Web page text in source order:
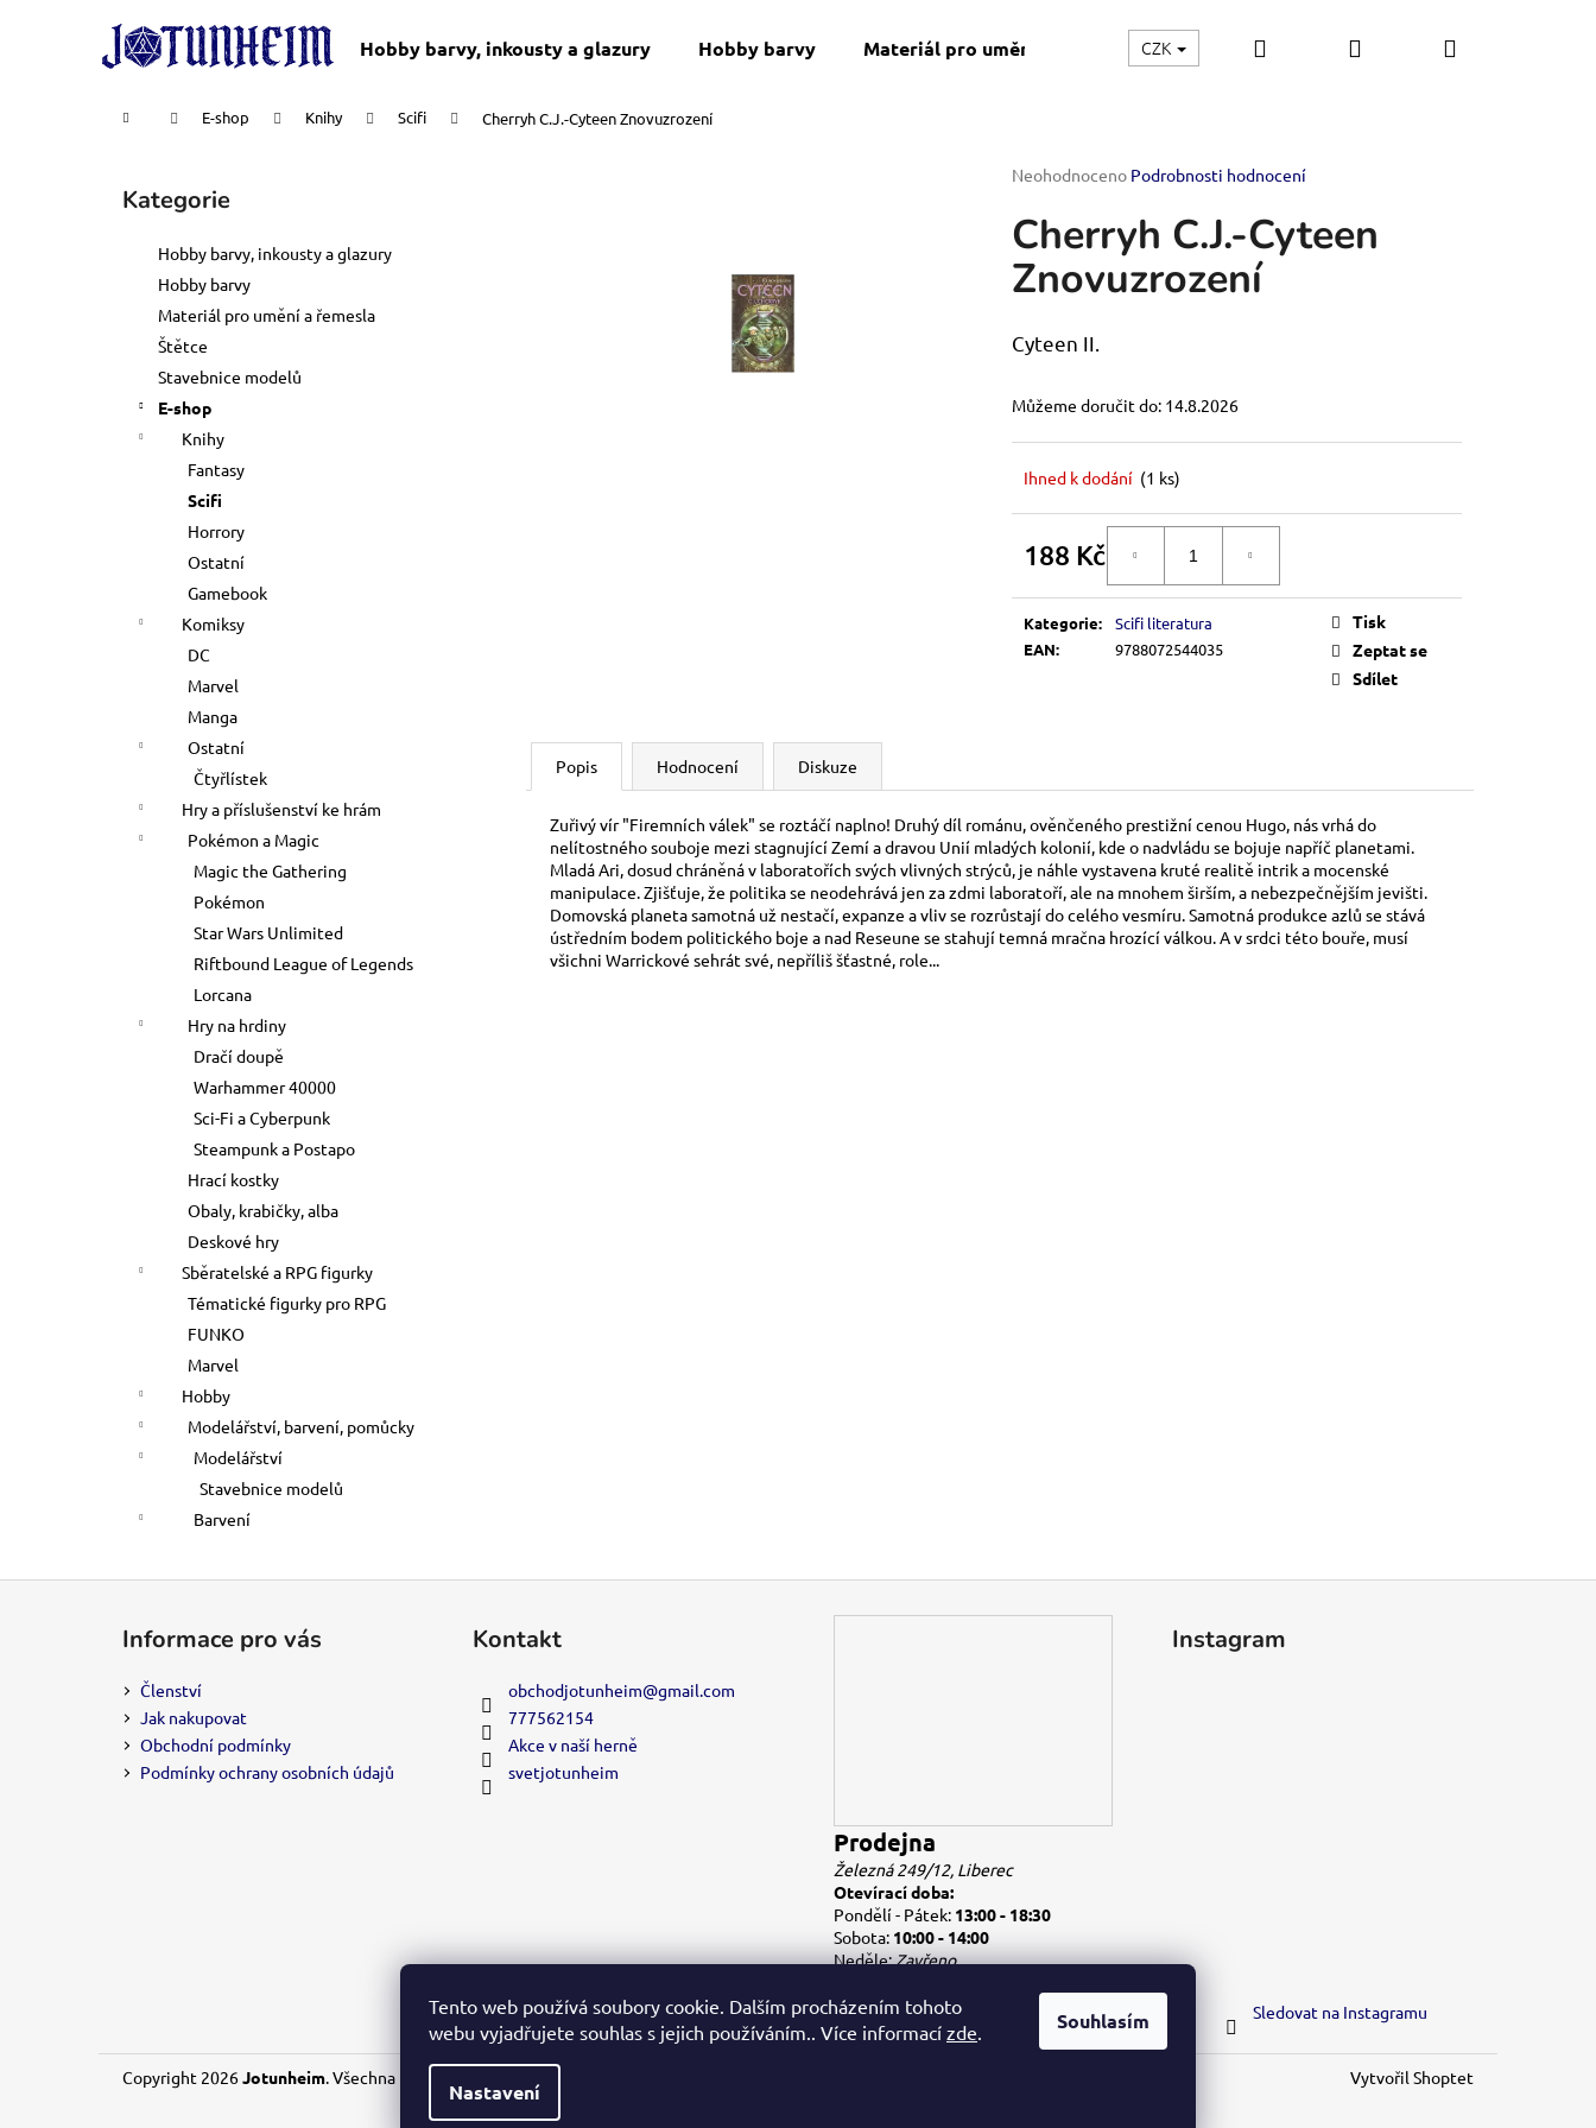
Tento web používá soubory cookie. Dalším procházením tohoto
webu vyjadřujete souhlas s jejich používáním.. Více informací zde.
Nastavení
Souhlasím
Hobby barvy, inkousty a glazury Hobby barvy Materiál pro umění a řemesla Štětce Stavebnice modelů
CZK Hledat PřihlášeníNákupní
Domů E-shop Knihy Scifi Cherryh C.J.-Cyteen Znovuzrození
Přeskočit
kategorie
Kategorie
Hobby barvy, inkousty a glazury
Hobby barvy
Materiál pro umění a řemesla
Štětce
Stavebnice modelů
E-shop
Knihy
Fantasy
Scifi
Horrory
Ostatní
Gamebook
Komiksy
DC
Marvel
Manga
Ostatní
Čtyřlístek
Hry a příslušenství ke hrám
Pokémon a Magic
Magic the Gathering
Pokémon
Star Wars Unlimited
Riftbound League of Legends
Lorcana
Hry na hrdiny
Dračí doupě
Warhammer 40000
Sci-Fi a Cyberpunk
Steampunk a Postapo
Hrací kostky
Obaly, krabičky, alba
Deskové hry
Sběratelské a RPG figurky
Tématické figurky pro RPG
FUNKO
Marvel
Hobby
Modelářství, barvení, pomůcky
Modelářství
Stavebnice modelů
Barvení
Průměrné
produktu
je
0,0
z
hvězdiček.
Neohodnoceno Podrobnosti hodnocení
Cherryh C.J.-Cyteen
Znovuzrození
Cyteen II.
Můžeme doručit do: 14.8.2026
Ihned k dodání (1 ks)
188 Kč
cena:
Kategorie:
Scifi literatura
EAN: 9788072544035
Tisk
Zeptat se
Sdílet
Popis Hodnocení Diskuze
Zuřivý vír "Firemních válek" se roztáčí naplno! Druhý díl románu, ověnčeného prestižní cenou Hugo, nás vrhá do
nelítostného souboje mezi stagnující Zemí a dravou Unií mladých kolonií, kde o nadvládu se bojuje napříč planetami.
Mladá Ari, dosud chráněná v laboratořích svých vlivných strýců, je náhle vystavena kruté realitě intrik a mocenské
manipulace. Zjišťuje, že politika se neodehrává jen za zdmi laboratoří, ale na mnohem širším, a nebezpečnějším jevišti.
Domovská planeta samotná už nestačí, expanze a vliv se rozrůstají do celého vesmíru. Samotná produkce azlů se stává
ústředním bodem politického boje a nad Reseune se stahují temná mračna hrozící válkou. A v srdci této bouře, musí
všichni Warrickové sehrát své, nepříliš šťastné, role...
Zpět
Zpět
Co potřebujete najít?
Doporučujeme
DOSPĚLÉ ČLENSTVÍ SWU 08: ASHES OF THE EMPIRE-
Informace pro vás
Členství
Jak nakupovat
Obchodní podmínky
Podmínky ochrany osobních údajů
Kontakt
obchodjotunheim@gmail.com
777562154
Akce v naší herně
svetjotunheim
Prodejna
Železná 249/12, Liberec
Otevírací doba:
Pondělí - Pátek: 13:00 - 18:30
Sobota: 10:00 - 14:00
Neděle:Zavřeno
Instagram
Sledovat na Instagramu
Vytvořil Shoptet
Copyright 2026Jotunheim. Všechna práva vyhrazena.